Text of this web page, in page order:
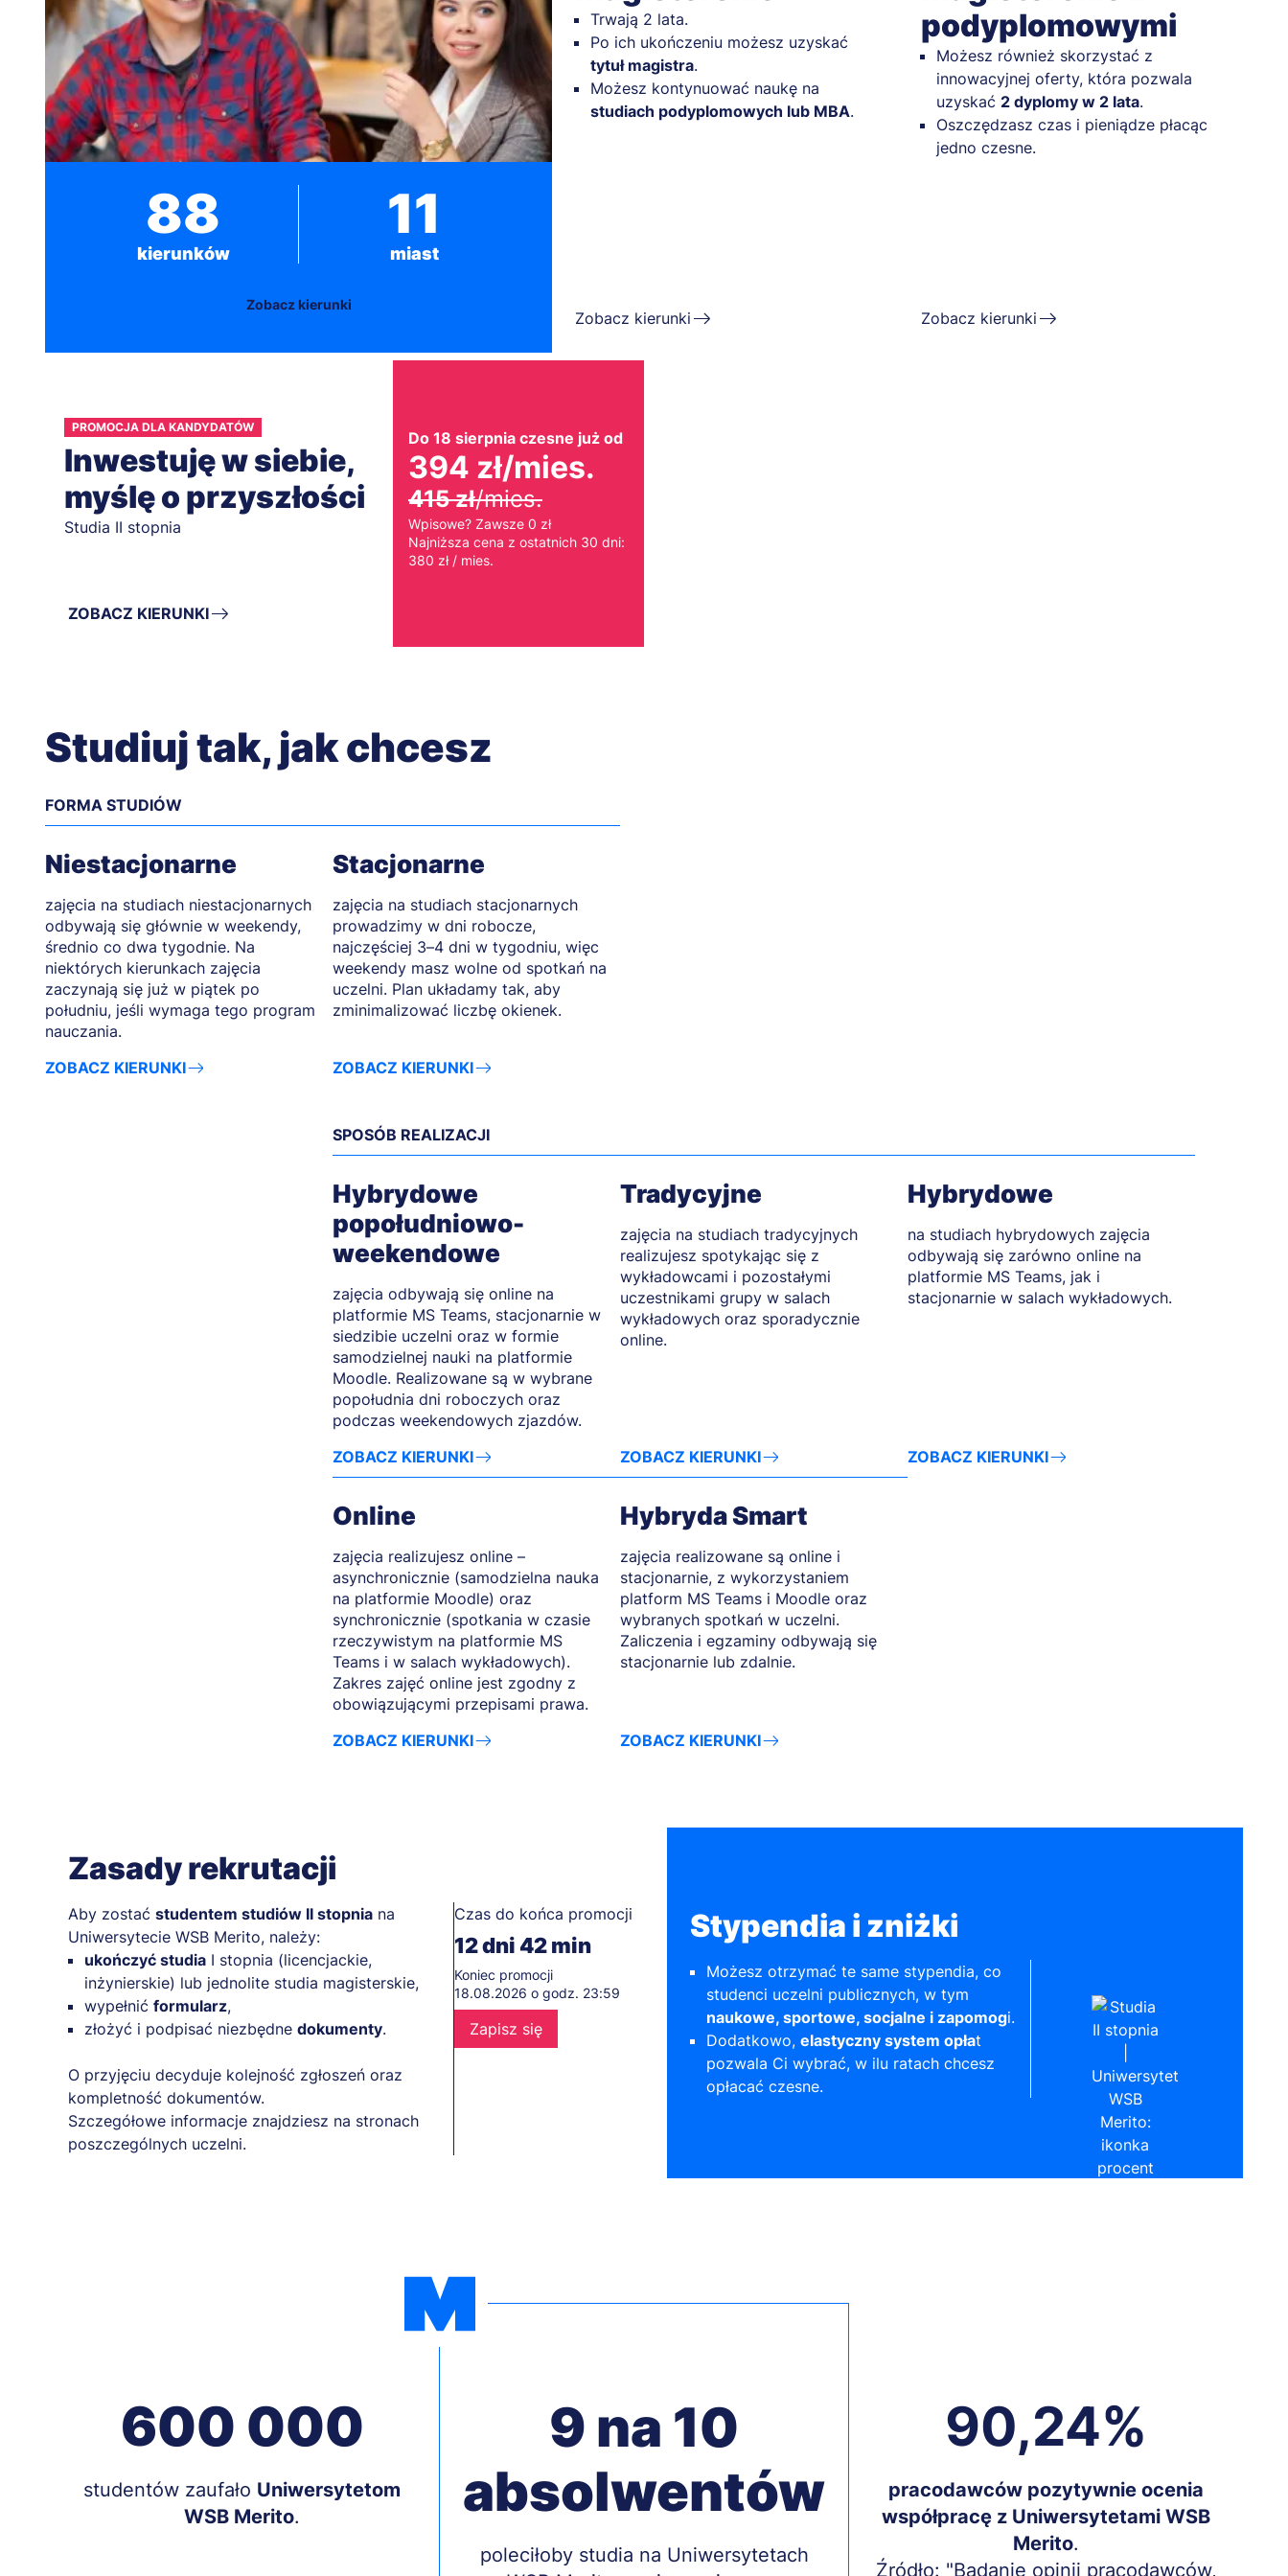
88
kierunków
11
miast
Zobacz kierunki
Trwają 2 lata.
Po ich ukończeniu możesz uzyskać
tytuł magistra.
Możesz kontynuować naukę na
studiach podyplomowych lub MBA.
Zobacz kierunki
podyplomowymi
Możesz również skorzystać z
innowacyjnej oferty, która pozwala
uzyskać 2 dyplomy w 2 lata.
Oszczędzasz czas i pieniądze płacąc
jedno czesne.
Zobacz kierunki
PROMOCJA DLA KANDYDATÓW
Inwestuję w siebie,
myślę o przyszłości
Studia II stopnia
ZOBACZ KIERUNKI
Do 18 sierpnia czesne już od
394 zł/mies.
415 zł/mies.
Wpisowe? Zawsze 0 zł
Najniższa cena z ostatnich 30 dni:
380 zł / mies.
Studiuj tak, jak chcesz
FORMA STUDIÓW
Niestacjonarne
zajęcia na studiach niestacjonarnych
odbywają się głównie w weekendy,
średnio co dwa tygodnie. Na
niektórych kierunkach zajęcia
zaczynają się już w piątek po
południu, jeśli wymaga tego program
nauczania.
ZOBACZ KIERUNKI
Stacjonarne
zajęcia na studiach stacjonarnych
prowadzimy w dni robocze,
najczęściej 3–4 dni w tygodniu, więc
weekendy masz wolne od spotkań na
uczelni. Plan układamy tak, aby
zminimalizować liczbę okienek.
ZOBACZ KIERUNKI
SPOSÓB REALIZACJI
Hybrydowe
popołudniowo-
weekendowe
zajęcia odbywają się online na
platformie MS Teams, stacjonarnie w
siedzibie uczelni oraz w formie
samodzielnej nauki na platformie
Moodle. Realizowane są w wybrane
popołudnia dni roboczych oraz
podczas weekendowych zjazdów.
ZOBACZ KIERUNKI
Tradycyjne
zajęcia na studiach tradycyjnych
realizujesz spotykając się z
wykładowcami i pozostałymi
uczestnikami grupy w salach
wykładowych oraz sporadycznie
online.
ZOBACZ KIERUNKI
Hybrydowe
na studiach hybrydowych zajęcia
odbywają się zarówno online na
platformie MS Teams, jak i
stacjonarnie w salach wykładowych.
ZOBACZ KIERUNKI
Online
zajęcia realizujesz online –
asynchronicznie (samodzielna nauka
na platformie Moodle) oraz
synchronicznie (spotkania w czasie
rzeczywistym na platformie MS
Teams i w salach wykładowych).
Zakres zajęć online jest zgodny z
obowiązującymi przepisami prawa.
ZOBACZ KIERUNKI
Hybryda Smart
zajęcia realizowane są online i
stacjonarnie, z wykorzystaniem
platform MS Teams i Moodle oraz
wybranych spotkań w uczelni.
Zaliczenia i egzaminy odbywają się
stacjonarnie lub zdalnie.
ZOBACZ KIERUNKI
Zasady rekrutacji
Aby zostać studentem studiów II stopnia na
Uniwersytecie WSB Merito, należy:
ukończyć studia I stopnia (licencjackie,
inżynierskie) lub jednolite studia magisterskie,
wypełnić formularz,
złożyć i podpisać niezbędne dokumenty.
O przyjęciu decyduje kolejność zgłoszeń oraz
kompletność dokumentów.
Szczegółowe informacje znajdziesz na stronach
poszczególnych uczelni.
Czas do końca promocji
12dni 42min
Koniec promocji
18.08.2026 o godz. 23:59
Zapisz się
Stypendia i zniżki
Możesz otrzymać te same stypendia, co
studenci uczelni publicznych, w tym
naukowe, sportowe, socjalne i zapomogi.
Dodatkowo, elastyczny system opłat
pozwala Ci wybrać, w ilu ratach chcesz
opłacać czesne.
600 000
Treść
studentów zaufało Uniwersytetom
WSB Merito.
9 na 10
absolwentów
Treść
poleciłoby studia na Uniwersytetach
90,24%
Treść
pracodawców pozytywnie ocenia
współpracę z Uniwersytetami WSB
Merito.
Źródło: "Badanie opinii pracodawców,